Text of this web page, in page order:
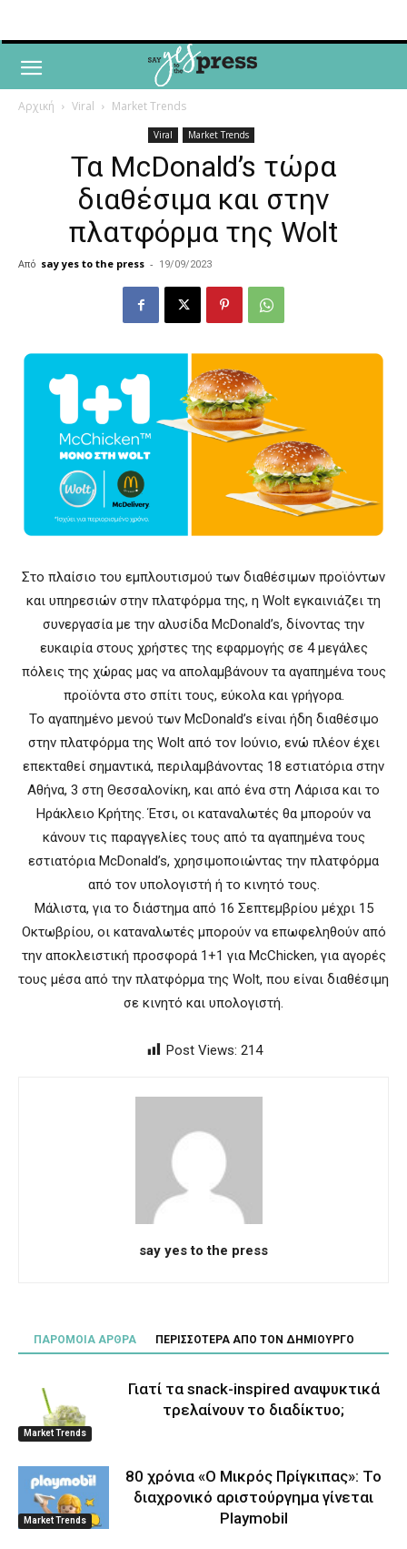
Αρχική Viral Market Trends
Viral Market Trends
Τα McDonald’s τώρα
διαθέσιμα και στην
πλατφόρμα της Wolt
Από say yes to the press - 19/09/2023
Στο πλαίσιο του εμπλουτισμού των διαθέσιμων προϊόντων
και υπηρεσιών στην πλατφόρμα της, η Wolt εγκαινιάζει τη
συνεργασία με την αλυσίδα McDonald’s, δίνοντας την
ευκαιρία στους χρήστες της εφαρμογής σε 4 μεγάλες
πόλεις της χώρας μας να απολαμβάνουν τα αγαπημένα τους
προϊόντα στο σπίτι τους, εύκολα και γρήγορα.
Το αγαπημένο μενού των McDonald’s είναι ήδη διαθέσιμο
στην πλατφόρμα της Wolt από τον Ιούνιο, ενώ πλέον έχει
επεκταθεί σημαντικά, περιλαμβάνοντας 18 εστιατόρια στην
Αθήνα, 3 στη Θεσσαλονίκη, και από ένα στη Λάρισα και το
Ηράκλειο Κρήτης. Έτσι, οι καταναλωτές θα μπορούν να
κάνουν τις παραγγελίες τους από τα αγαπημένα τους
εστιατόρια McDonald’s, χρησιμοποιώντας την πλατφόρμα
από τον υπολογιστή ή το κινητό τους.
Μάλιστα, για το διάστημα από 16 Σεπτεμβρίου μέχρι 15
Οκτωβρίου, οι καταναλωτές μπορούν να επωφεληθούν από
την αποκλειστική προσφορά 1+1 για McChicken, για αγορές
τους μέσα από την πλατφόρμα της Wolt, που είναι διαθέσιμη
σε κινητό και υπολογιστή.
Post Views: 214
say yes to the press
ΠΑΡΟΜΟΙΑ ΑΡΘΡΑ ΠΕΡΙΣΣΟΤΕΡΑ ΑΠΟ ΤΟΝ ΔΗΜΙΟΥΡΓΟ
Market Trends
Γιατί τα snack-inspired αναψυκτικά
τρελαίνουν το διαδίκτυο;
Market Trends
80 χρόνια «Ο Μικρός Πρίγκιπας»: Το
διαχρονικό αριστούργημα γίνεται
Playmobil